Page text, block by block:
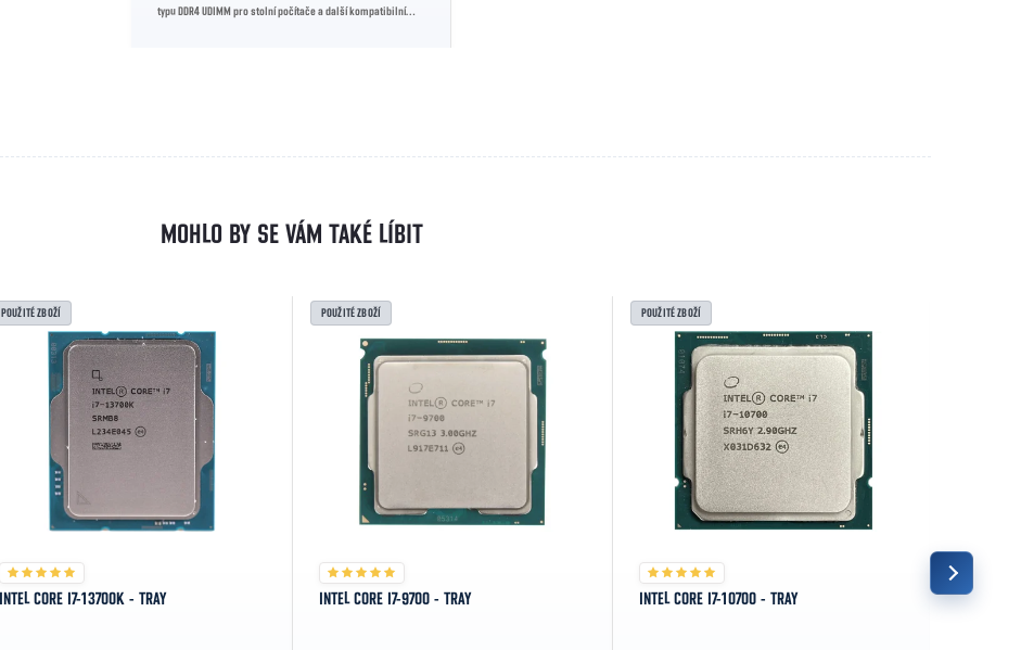
typu DDR4 UDIMM pro stolní počítače a další kompatibilní
POUŽITÉ ZBOŽÍ
INTEL CORE I7-13700K - TRAY
POUŽITÉ ZBOŽÍ
INTEL CORE I7-9700 - TRAY
POUŽITÉ ZBOŽÍ
INTEL CORE I7-10700 - TRAY INTEL